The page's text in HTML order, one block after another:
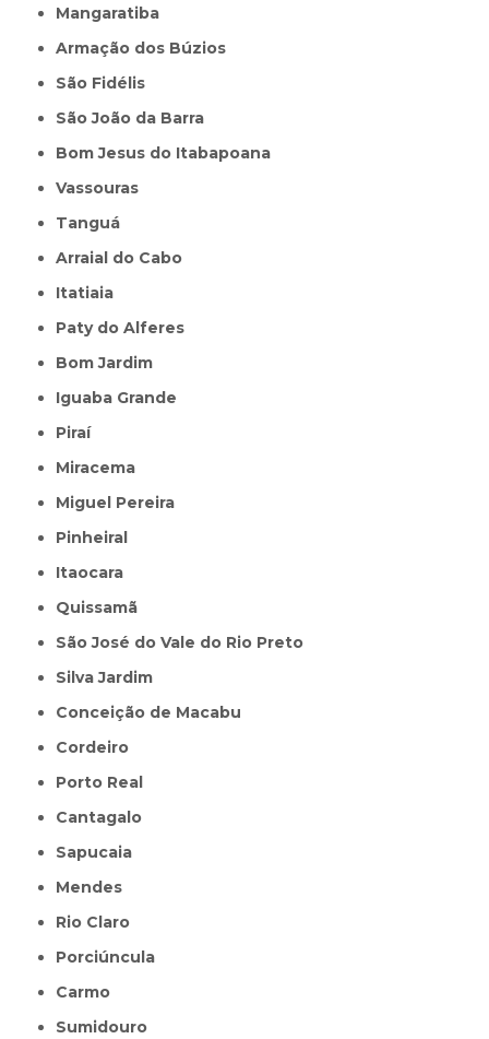
Mangaratiba
Armação dos Búzios
São Fidélis
São João da Barra
Bom Jesus do Itabapoana
Vassouras
Tanguá
Arraial do Cabo
Itatiaia
Paty do Alferes
Bom Jardim
Iguaba Grande
Piraí
Miracema
Miguel Pereira
Pinheiral
Itaocara
Quissamã
São José do Vale do Rio Preto
Silva Jardim
Conceição de Macabu
Cordeiro
Porto Real
Cantagalo
Sapucaia
Mendes
Rio Claro
Porciúncula
Carmo
Sumidouro